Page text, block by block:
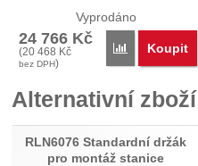
Vyprodáno
24 766 Kč
(20 468 Kč
bez DPH)
Porovnat
Koupit
Alternativní zboží
RLN6076 Standardní držák
pro montáž stanice